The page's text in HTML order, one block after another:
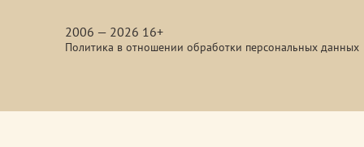
2006 — 2026 16+
Политика в отношении обработки персональных данных